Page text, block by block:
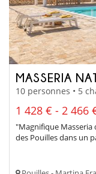
MASSERIA
10 personnes • 5
1 428 € - 2 466
"Magnifique Masseria
des Pouilles dans un